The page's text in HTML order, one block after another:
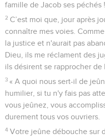
famille de Jacob ses péchés !
2 C’est moi que, jour après
connaître mes voies.
la justice et n'aurait pas
Dieu, ils me réclament des
ils désirent se rapprocher de
3 « A quoi nous sert-il de
humilier, si tu n'y fais pas
vous jeûnez, vous
durement tous vos ouvriers.
4 Votre jeûne débouche sur